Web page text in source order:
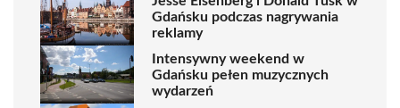
Gdańsku podczas nagrywania
reklamy
Intensywny weekend w
Gdańsku pełen muzycznych
wydarzeń